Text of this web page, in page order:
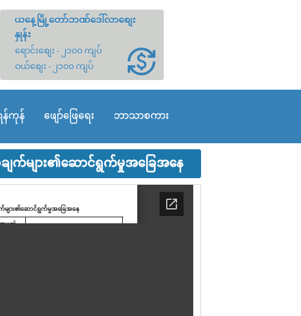
ယနေ့မြို့တော်ဘဏ်ဒေါ်လာစျေး
နှုန်း
ရောင်းစျေး - ၂၁၀၀ ကျပ်
ဝယ်စျေး - ၂၁၀၀ ကျပ်
န်ကုန် ဖျော်ဖြေရေး ဘာသာစကား
ျက်များ၏ဆောင်ရွက်မှုအခြေအနေ